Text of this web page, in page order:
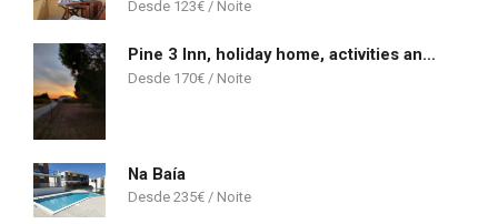
123€
Pine 3 Inn, holiday home, activities and more
170€
Na Baía
235€